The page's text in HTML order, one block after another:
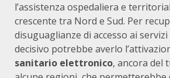
l’assistenza ospedaliera e
crescente tra Nord e Sud. Per
disuguaglianze di accesso ai
decisivo potrebbe averlo
sanitario elettronico, ancora del